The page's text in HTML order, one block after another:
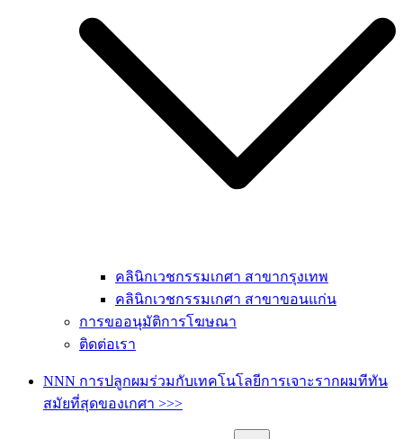
คลินิกเวชกรรมเกศา สาขากรุงเทพ
คลินิกเวชกรรมเกศา สาขาขอนแก่น
การขออนุมัติการโฆษณา
ติดต่อเรา
NNN การปลูกผมร่วมกับเทคโนโลยีการเจาะรากผมทีทัน
สมัยที่สุดของเกศา >>>